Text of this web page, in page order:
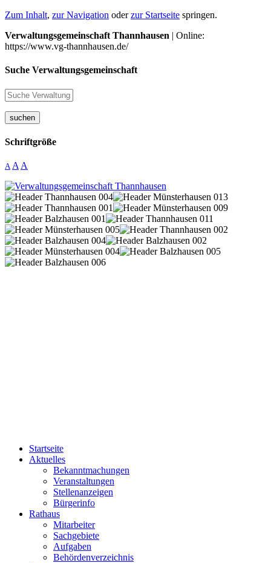
Zum Inhalt, zur Navigation oderzur Startseite springen.
Verwaltungsgemeinschaft Thannhausen | Online:
https://www.vg-thannhausen.de/
Suche Verwaltungsgemeinschaft
suchen
Schriftgröße
A A A
Startseite
Aktuelles
Bekanntmachungen
Veranstaltungen
Stellenanzeigen
Bürgerinfo
Rathaus
Mitarbeiter
Sachgebiete
Aufgaben
Behördenverzeichnis